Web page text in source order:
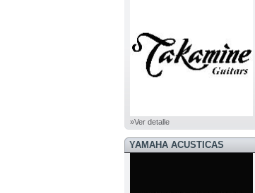
»Ver detalle
YAMAHA ACUSTICAS